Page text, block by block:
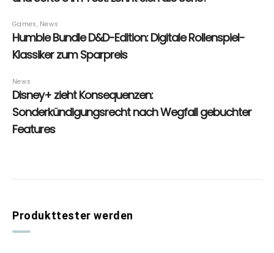
Produkttester werden